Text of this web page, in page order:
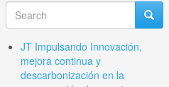
Search
Search Search
JT Impulsando Innovación,
mejora continua y
descarbonización en la